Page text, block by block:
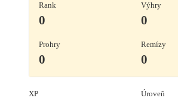
Rank
0
Výhry
0
Prohry
0
Remízy
0
XP Úroveň